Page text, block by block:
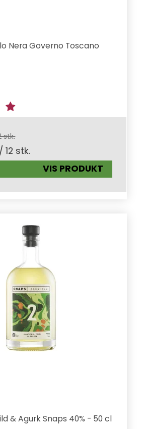
Nera Governo Toscano
stk.
12 stk.
VIS PRODUKT
& Agurk Snaps 40% - 50 cl